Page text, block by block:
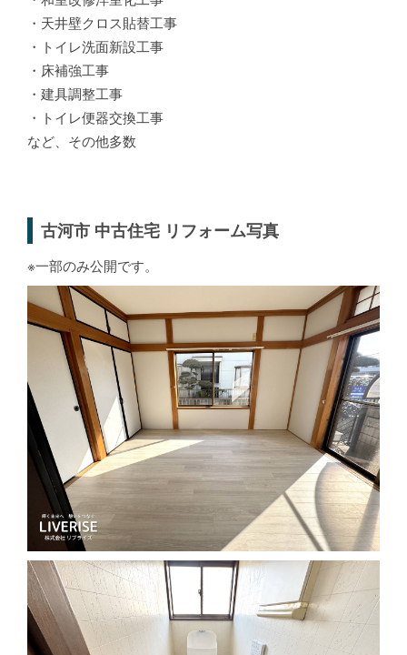
・天井壁クロス貼替工事
・トイレ洗面新設工事
・床補強工事
・建具調整工事
・トイレ便器交換工事
など、その他多数
古河市 中古住宅 リフォーム写真
※一部のみ公開です。